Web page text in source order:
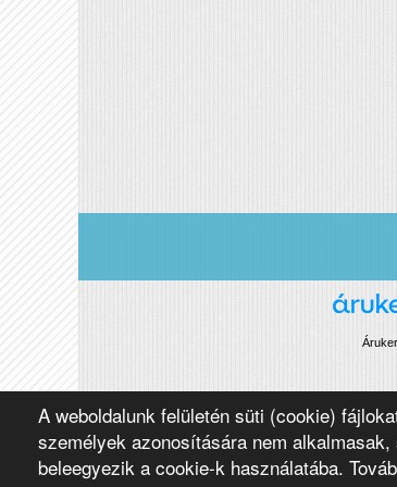
A weboldalunk felületén süti (cookie)
személyek azonosítására nem
beleegyezik a cookie-k használatába.
Copyright 2016 Négypólus Kft